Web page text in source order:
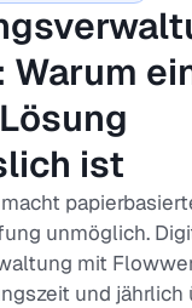
Warum
ist
unmöglich.
mit
und jährlich